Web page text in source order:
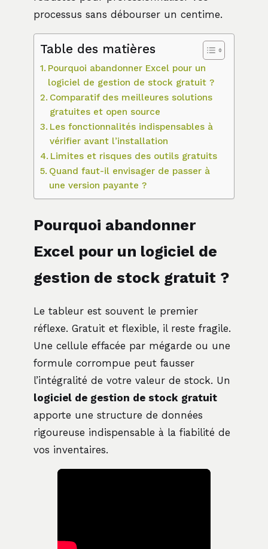
processus sans débourser un centime.
Table des matières
Pourquoi abandonner Excel pour un
logiciel de gestion de stock gratuit ?
Comparatif des meilleures solutions
gratuites et open source
Les fonctionnalités indispensables à
vérifier avant l’installation
Limites et risques des outils gratuits
Quand faut-il envisager de passer à
une version payante ?
Pourquoi abandonner
Excel pour un logiciel de
gestion de stock gratuit ?
Le tableur est souvent le premier
réflexe. Gratuit et flexible, il reste fragile.
Une cellule effacée par mégarde ou une
formule corrompue peut fausser
l’intégralité de votre valeur de stock. Un
logiciel de gestion de stock gratuit
apporte une structure de données
rigoureuse indispensable à la fiabilité de
vos inventaires.